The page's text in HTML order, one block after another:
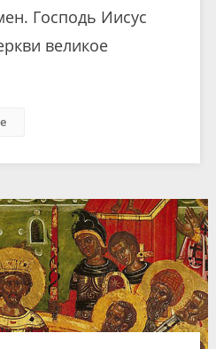
Господь Иисус
великое